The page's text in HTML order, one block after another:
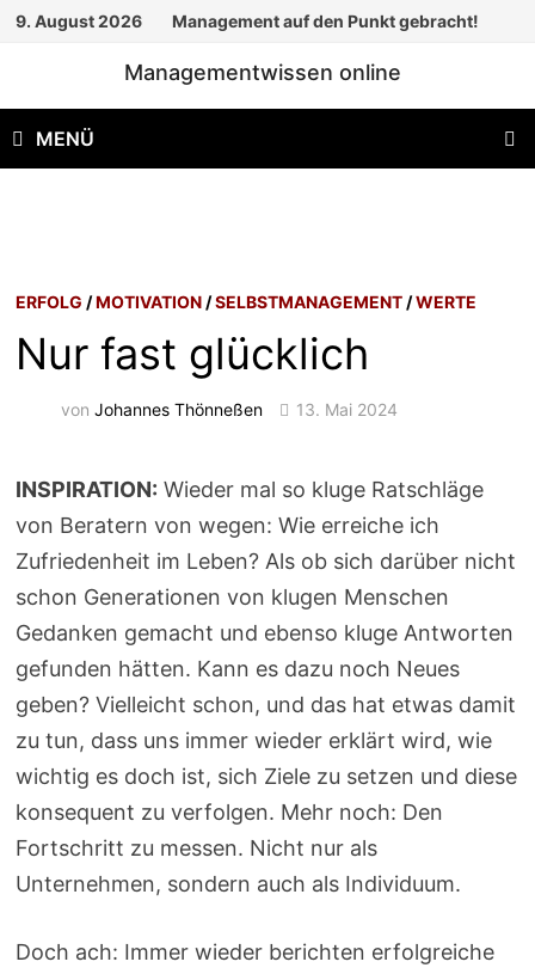
Zum
9. August 2026 Management auf den Punkt gebracht!
Managementwissen online
MENÜ
ERFOLG /MOTIVATION /SELBSTMANAGEMENT /WERTE
Nur fast glücklich
vonJohannes Thönneßen 13. Mai 2024
INSPIRATION: Wieder mal so kluge Ratschläge
von Beratern von wegen: Wie erreiche ich
Zufriedenheit im Leben? Als ob sich darüber nicht
schon Generationen von klugen Menschen
Gedanken gemacht und ebenso kluge Antworten
gefunden hätten. Kann es dazu noch Neues
geben? Vielleicht schon, und das hat etwas damit
zu tun, dass uns immer wieder erklärt wird, wie
wichtig es doch ist, sich Ziele zu setzen und diese
konsequent zu verfolgen. Mehr noch: Den
Fortschritt zu messen. Nicht nur als
Unternehmen, sondern auch als Individuum.
Doch ach: Immer wieder berichten erfolgreiche